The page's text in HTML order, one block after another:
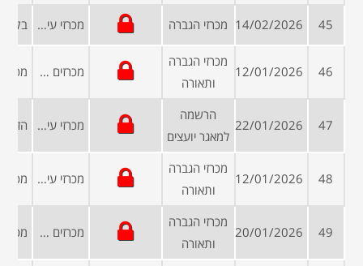
45
14/02/2026 מכרזי הגברה מכרזי עיריות ומועצות
46
12/01/2026
מכרזי הגברה
ותאורה
מכרזים פומביים
47
22/01/2026
הרשמה
למאגר יועצים
מכרזי עיריות ומועצות
48
12/01/2026
מכרזי הגברה
ותאורה
מכרזי עיריות ומועצות
49
20/01/2026
מכרזי הגברה
ותאורה
מכרזים פומביים